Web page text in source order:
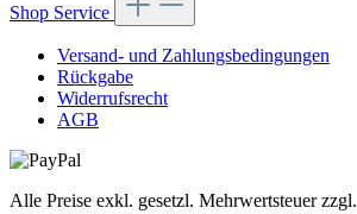
Shop Service
Versand- und Zahlungsbedingungen
Rückgabe
Widerrufsrecht
AGB
Alle Preise exkl. gesetzl. Mehrwertsteuer zzgl.